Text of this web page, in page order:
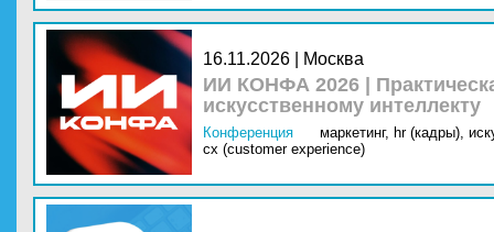
16.11.2026 | Москва
ИИ КОНФА 2026 |
искусственному интеллекту
Конференция маркетинг, hr (кадры),
cx (customer experience)